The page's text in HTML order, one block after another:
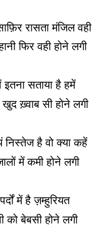
रासता मंजिल वही
फिर वही होने लगी
इतना सताया है हमें
खुद ख़्वाब सी होने लगी
निस्तेज है वो क्या कहें
में कमी होने लगी
में है ज़म्हुरियत
को बेबसी होने लगी